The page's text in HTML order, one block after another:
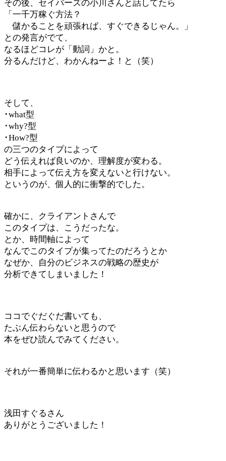
その後、セイバーズの小川さんと話してたら
「一千万稼ぐ方法？
儲かることを頑張れば、すぐできるじゃん。」
との発言がでて、
なるほどコレが「動詞」かと。
分るんだけど、わかんねーよ！と（笑）
そして、
･what型
･why?型
･How?型
の三つのタイプによって
どう伝えれば良いのか、理解度が変わる。
相手によって伝え方を変えないと行けない。
というのが、個人的に衝撃的でした。
確かに、クライアントさんで
このタイプは、こうだったな。
とか、時間軸によって
なんでこのタイプが集ってたのだろうとか
なぜか、自分のビジネスの戦略の歴史が
分析できてしまいました！
ココでぐだぐだ書いても、
たぶん伝わらないと思うので
本をぜひ読んでみてください。
それが一番簡単に伝わるかと思います（笑）
浅田すぐるさん
ありがとうございました！